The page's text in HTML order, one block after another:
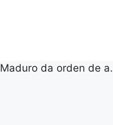
Maduro da orden de